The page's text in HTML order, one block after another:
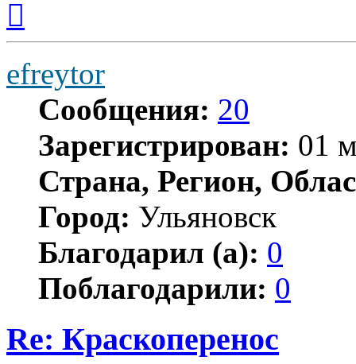
началу
efreytor
Сообщения: 20
Зарегистрирован: 01
Страна, Регион,
Город: Ульяновск
Благодарил (а): 0
Поблагодарили: 0
Re: Краскоперенос